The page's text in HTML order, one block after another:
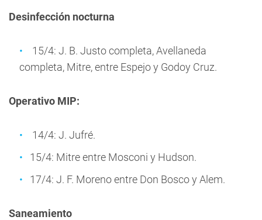
Desinfección nocturna
15/4: J. B. Justo completa, Avellaneda
completa, Mitre, entre Espejo y Godoy Cruz.
Operativo MIP:
14/4: J. Jufré.
15/4: Mitre entre Mosconi y Hudson.
17/4: J. F. Moreno entre Don Bosco y Alem.
Saneamiento